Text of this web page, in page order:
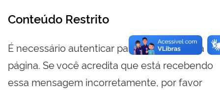
Conteúdo Restrito
É necessário autenticar para visualizar essa
página. Se você acredita que está recebendo
essa mensagem incorretamente, por favor